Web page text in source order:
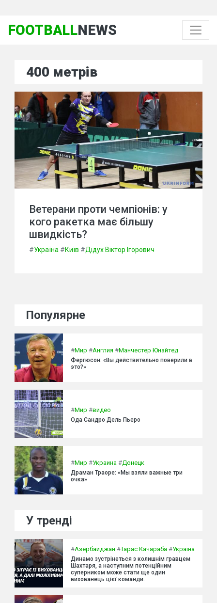
FOOTBALLNEWS
400 метрів
Ветерани проти чемпіонів: у
кого ракетка має більшу
швидкість?
#Україна #Київ #Дідух Віктор Ігорович
Популярне
#Мир #Англия #Манчестер Юнайтед
Фергюсон: «Вы действительно поверили в
это?»
#Мир #видео
Ода Сандро Дель Пьеро
#Мир #Украина #Донецк
Драман Траоре: «Мы взяли важные три
очка»
У тренді
#Азербайджан #Тарас Качараба #Україна
Динамо зустрінеться з колишнім гравцем
Шахтаря, а наступним потенційним
суперником може стати ще один
вихованець цієї команди.